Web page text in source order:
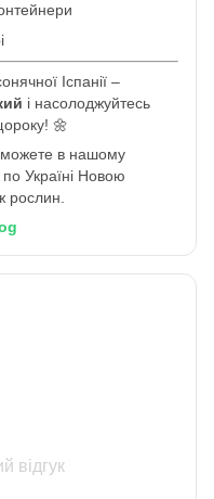
Іспанії –
і насолоджуйтесь
🌼
можете в нашому
Україні Новою
рослин.
відгук